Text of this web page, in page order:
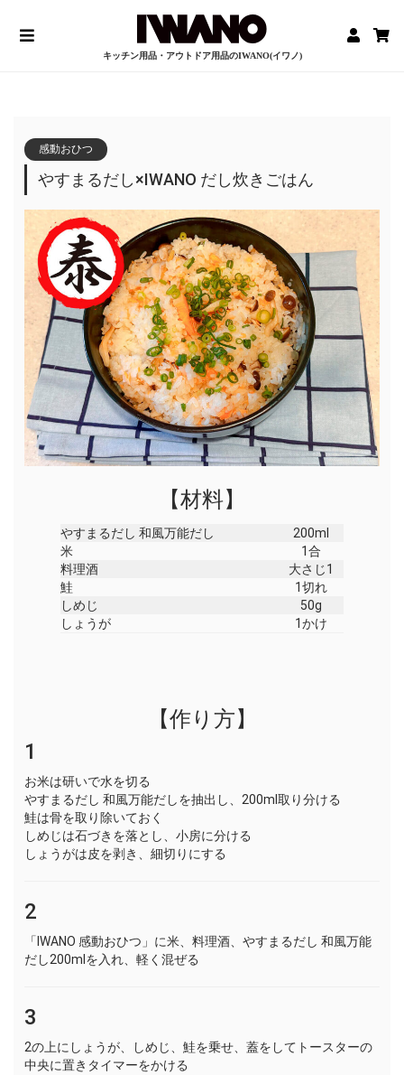
キッチン用品・アウトドア用品のIWANO(イワノ)
感動おひつ
やすまるだし×IWANO だし炊きごはん
【材料】
やすまるだし 和風万能だし
200ml
米
1合
料理酒
大さじ1
鮭
1切れ
しめじ
50g
しょうが
1かけ
【作り方】
1
お米は研いで水を切る
やすまるだし 和風万能だしを抽出し、200ml取り分ける
鮭は骨を取り除いておく
しめじは石づきを落とし、小房に分ける
しょうがは皮を剥き、細切りにする
2
「IWANO 感動おひつ」に米、料理酒、やすまるだし 和風万能
だし200mlを入れ、軽く混ぜる
3
2の上にしょうが、しめじ、鮭を乗せ、蓋をしてトースターの
中央に置きタイマーをかける